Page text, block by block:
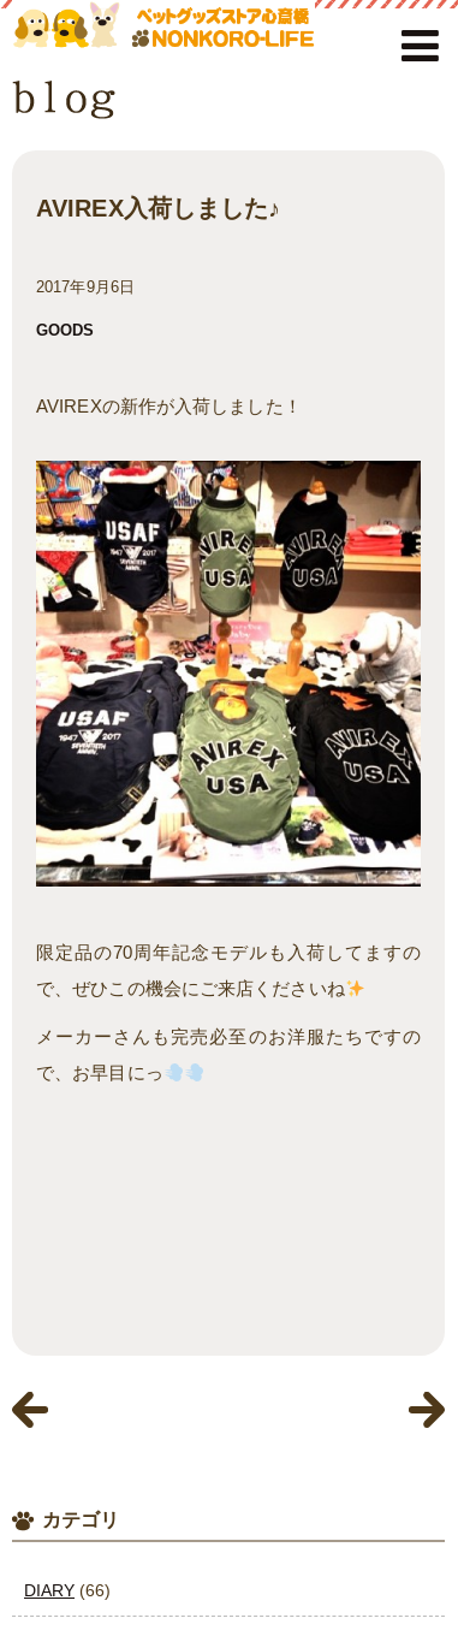
AVIREX入荷しました♪
2017年9月6日
GOODS
AVIREXの新作が入荷しました！
限定品の70周年記念モデルも入荷してますの
で、ぜひこの機会にご来店くださいね
メーカーさんも完売必至のお洋服たちですの
で、お早目にっ
カテゴリ
DIARY (66)